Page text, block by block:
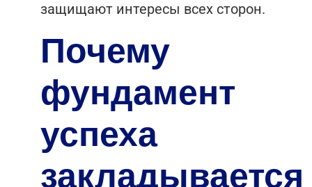
защищают интересы всех сторон.
Почему
фундамент
успеха
закладывается